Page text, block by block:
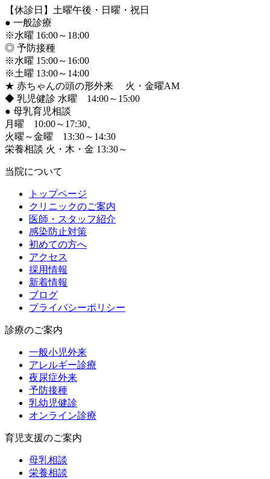
【休診日】土曜午後・日曜・祝日
● 一般診療
※水曜 16:00～18:00
◎ 予防接種
※水曜 15:00～16:00
※土曜 13:00～14:00
★ 赤ちゃんの頭の形外来 火・金曜AM
◆ 乳児健診 水曜 14:00～15:00
● 母乳育児相談
月曜 10:00～17:30、
火曜～金曜 13:30～14:30
栄養相談 火・木・金 13:30～
当院について
トップページ
クリニックのご案内
医師・スタッフ紹介
感染防止対策
初めての方へ
アクセス
採用情報
新着情報
ブログ
プライバシーポリシー
診療のご案内
一般小児外来
アレルギー診療
夜尿症外来
予防接種
乳幼児健診
オンライン診療
育児支援のご案内
母乳相談
栄養相談